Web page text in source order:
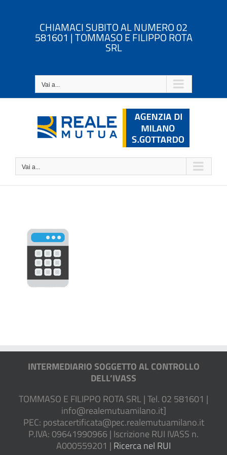
CHIAMACI SUBITO AL NUMERO 02
581601 | TOMMASO E FILIPPO ROTA
SRL
Vai a...
Vai a...
INTERMEDIARIO SOGGETTO AL CONTROLLO
DELL’IVASS
TOMMASO E FILIPPO ROTA SRL | Tel. 02 581601 |
info@realemutuamilano.it]
PEC: postacertificata@pec.realemutuamilano.it
P.IVA: 09641990966 | Iscrizione RUI IVASS n.
A000559201 | Ricerca nel RUI